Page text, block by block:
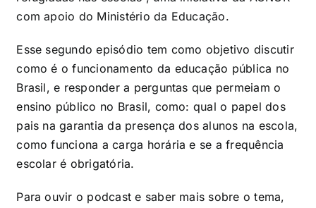
com apoio do Ministério da Educação.
Esse segundo episódio tem como objetivo discutir
como é o funcionamento da educação pública no
Brasil, e responder a perguntas que permeiam o
ensino público no Brasil, como: qual o papel dos
pais na garantia da presença dos alunos na escola,
como funciona a carga horária e se a frequência
escolar é obrigatória.
Para ouvir o podcast e saber mais sobre o tema,